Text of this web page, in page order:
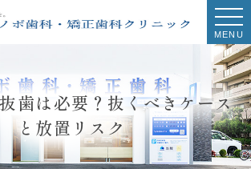
MENU
歯は必要？抜くべきケース
と放置リスク